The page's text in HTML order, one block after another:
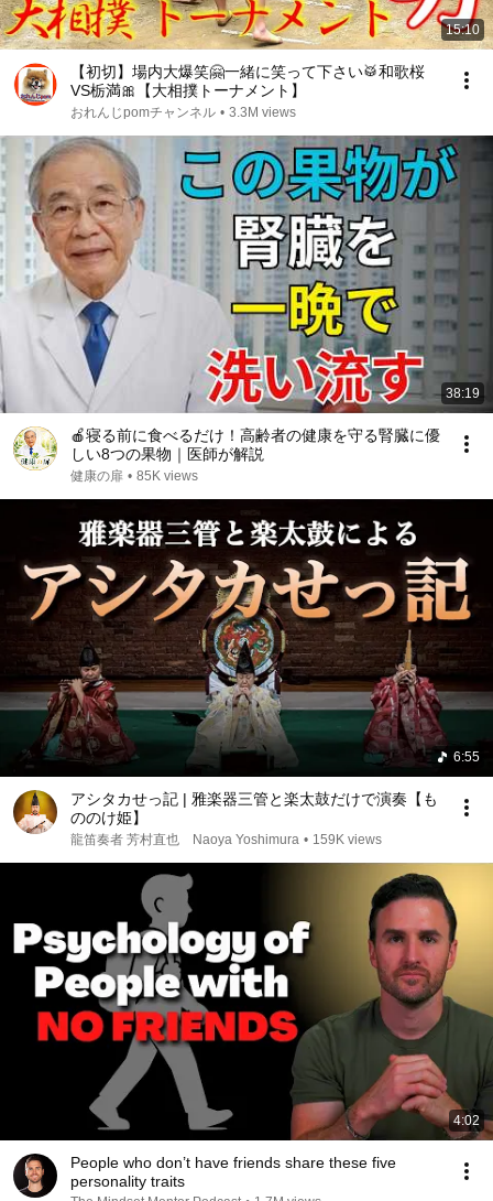
15:10
【初切】場内大爆笑🤗一緒に笑って下さい🥁和歌桜
VS栃満🎀【大相撲トーナメント】
おれんじpomチャンネル • 3.3M views
38:19
🍎寝る前に食べるだけ！高齢者の健康を守る腎臓に優
しい8つの果物｜医師が解説
健康の扉 • 85K views
6:55
アシタカせっ記 | 雅楽器三管と楽太鼓だけで演奏【も
ののけ姫】
龍笛奏者 芳村直也 Naoya Yoshimura • 159K views
4:02
People who don’t have friends share these five
personality traits